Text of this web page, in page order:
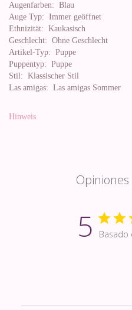
Augenfarben: Blau
Auge Typ: Immer geöffnet
Ethnizität: Kaukasisch
Geschlecht: Ohne Geschlecht
Artikel-Typ: Puppe
Puppentyp: Puppe
Stil: Klassischer Stil
Las amigas: Las amigas Sommer
Hinweis
5 Basado